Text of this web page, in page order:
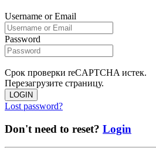
Username or Email
Password
Срок проверки reCAPTCHA истек.
Перезагрузите страницу.
LOGIN
Lost password?
Don't need to reset? Login